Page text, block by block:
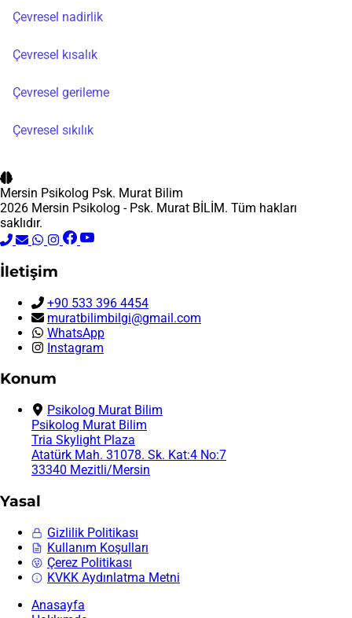
Çevresel nadirlik
Çevresel kısalık
Çevresel gerileme
Çevresel sıkılık
Mersin Psikolog Psk. Murat Bilim
2026 Mersin Psikolog - Psk. Murat BİLİM. Tüm hakları
saklıdır.
İletişim
+90 533 396 4454
muratbilimbilgi@gmail.com
WhatsApp
Instagram
Konum
Psikolog Murat Bilim
Psikolog Murat Bilim
Tria Skylight Plaza
Atatürk Mah. 31078. Sk. Kat:4 No:7
33340 Mezitli/Mersin
Yasal
Gizlilik Politikası
Kullanım Koşulları
Çerez Politikası
KVKK Aydınlatma Metni
Anasayfa